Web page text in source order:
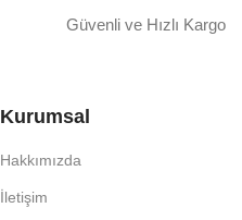
Güvenli ve Hızlı Kargo
Kurumsal
Hakkımızda
İletişim